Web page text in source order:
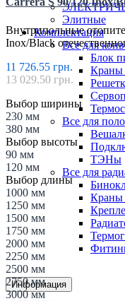
Элитные
Комплектация
Все для
Блок
Краны
Все для
ТЭНы
Все для
Краны
Информация
Внутрипольные
Inox/Black
11 726.55 грн.
13 029.50 грн.
Выбор ширины
230 мм
380 мм
Выбор высоты
90 мм
120 мм
Выбор длины
1000 мм
1250 мм
1500 мм
1750 мм
2000 мм
2250 мм
2500 мм
2750 мм
3000 мм